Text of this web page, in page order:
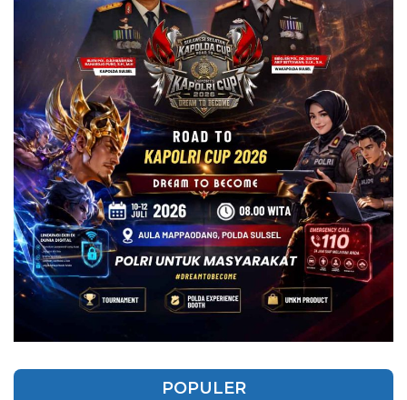
POPULER